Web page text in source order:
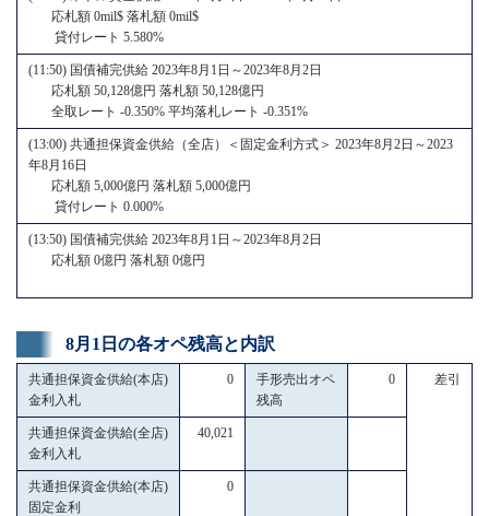
応札額 0mil$ 落札額 0mil$
貸付レート 5.580%
(11:50) 国債補完供給 2023年8月1日～2023年8月2日
応札額 50,128億円 落札額 50,128億円
全取レート -0.350% 平均落札レート -0.351%
(13:00) 共通担保資金供給（全店）＜固定金利方式＞ 2023年8月2日～2023
年8月16日
応札額 5,000億円 落札額 5,000億円
貸付レート 0.000%
(13:50) 国債補完供給 2023年8月1日～2023年8月2日
応札額 0億円 落札額 0億円
8月1日の各オペ残高と内訳
共通担保資金供給(本店)
金利入札
0
手形売出オペ
残高
0 差引
共通担保資金供給(全店)
金利入札
40,021
共通担保資金供給(本店)
固定金利
0